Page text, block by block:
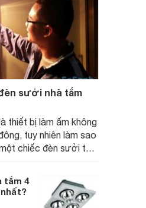
sưởi nhà tắm
thiết bị làm ấm không
tuy nhiên làm sao
chiếc đèn sưởi tốt
tắm 4